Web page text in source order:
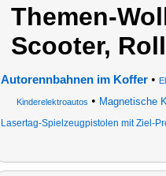
Themen-
Scooter,
Autorennbahnen im Koffer •
Kinderelektroautos • Magnetische
Lasertag-Spielzeugpistolen mit Ziel-